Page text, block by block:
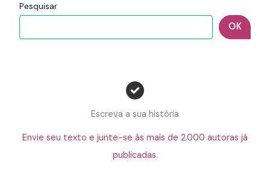
Pesquisar
OK
Escreva a sua história
Envie seu texto e junte-se às mais de 2.000 autoras já
publicadas.